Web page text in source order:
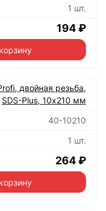
1 шт.
194 ₽
двойная резьба,
SDS-Plus, 10х210 мм
40-10210
1 шт.
264 ₽